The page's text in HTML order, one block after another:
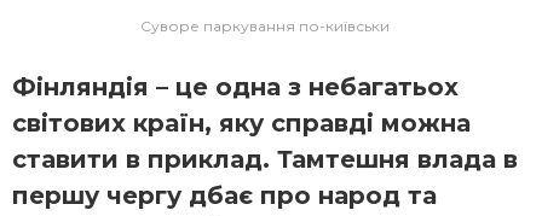
Суворе паркування по-київськи
Фінляндія – це одна з небагатьох
світових країн, яку справді можна
ставити в приклад. Тамтешня влада в
першу чергу дбає про народ та